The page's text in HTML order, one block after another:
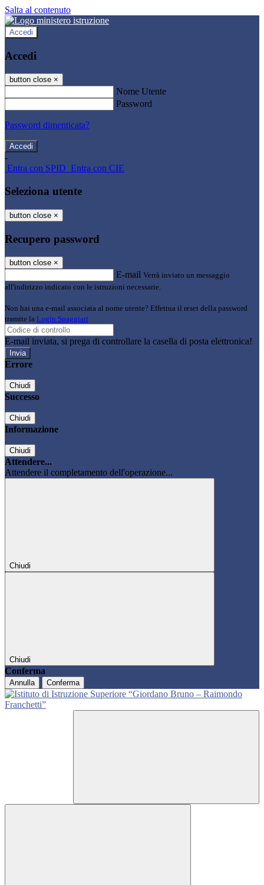
Salta al contenuto
Accedi
Accedi
button close ×
Nome Utente
Password
Password dimenticata?
-
Entra con SPID Entra con CIE
Seleziona utente
button close ×
Recupero password
button close ×
E-mail Verrà inviato un messaggio
all'indirizzo indicato con le istruzioni necessarie.
Non hai una e-mail associata al nome utente? Effettua il reset della password
tramite la Login Spaggiari
E-mail inviata, si prega di controllare la casella di posta elettronica!
Errore
Chiudi
Successo
Chiudi
Informazione
Chiudi
Attendere...
Attendere il completamento dell'operazione...
Chiudi
Chiudi
Conferma
Annulla Conferma